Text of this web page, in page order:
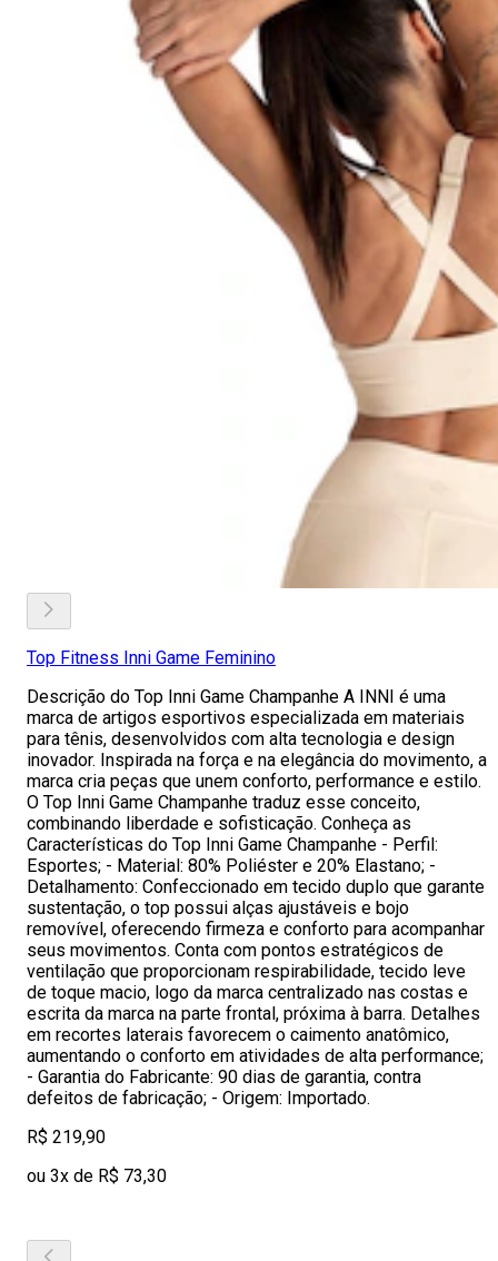
Top Fitness Inni Game Feminino
Descrição do Top Inni Game Champanhe A INNI é uma
marca de artigos esportivos especializada em materiais
para tênis, desenvolvidos com alta tecnologia e design
inovador. Inspirada na força e na elegância do movimento, a
marca cria peças que unem conforto, performance e estilo.
O Top Inni Game Champanhe traduz esse conceito,
combinando liberdade e sofisticação. Conheça as
Características do Top Inni Game Champanhe - Perfil:
Esportes; - Material: 80% Poliéster e 20% Elastano; -
Detalhamento: Confeccionado em tecido duplo que garante
sustentação, o top possui alças ajustáveis e bojo
removível, oferecendo firmeza e conforto para acompanhar
seus movimentos. Conta com pontos estratégicos de
ventilação que proporcionam respirabilidade, tecido leve
de toque macio, logo da marca centralizado nas costas e
escrita da marca na parte frontal, próxima à barra. Detalhes
em recortes laterais favorecem o caimento anatômico,
aumentando o conforto em atividades de alta performance;
- Garantia do Fabricante: 90 dias de garantia, contra
defeitos de fabricação; - Origem: Importado.
R$ 219,90
ou 3x de R$ 73,30